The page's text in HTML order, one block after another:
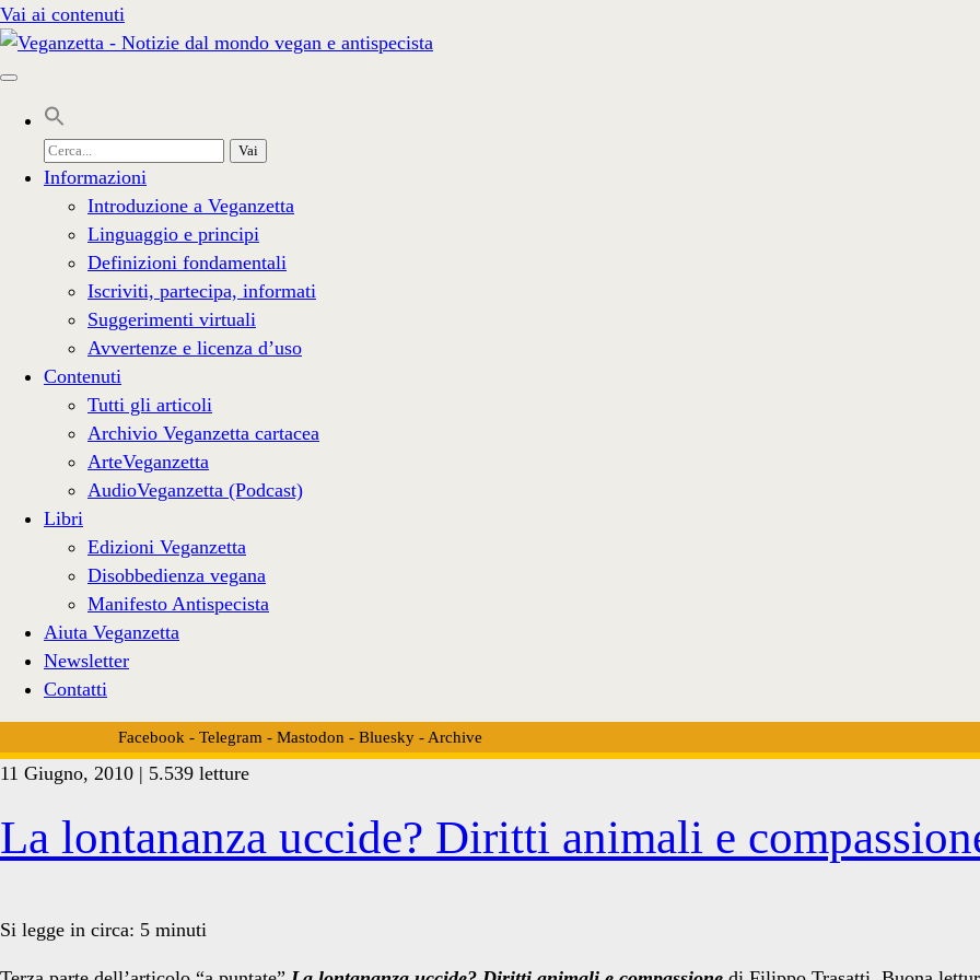
Vai ai contenuti
Cerca
per:
Informazioni
Introduzione a Veganzetta
Linguaggio e principi
Definizioni fondamentali
Iscriviti, partecipa, informati
Suggerimenti virtuali
Avvertenze e licenza d’uso
Contenuti
Tutti gli articoli
Archivio Veganzetta cartacea
ArteVeganzetta
AudioVeganzetta (Podcast)
Libri
Edizioni Veganzetta
Disobbedienza vegana
Manifesto Antispecista
Aiuta Veganzetta
Newsletter
Contatti
Facebook - Telegram - Mastodon - Bluesky- Archive
Tag:
11 Giugno, 2010 | 5.539 letture
La lontananza uccide? Diritti animali e
Si legge in circa: 5 minuti